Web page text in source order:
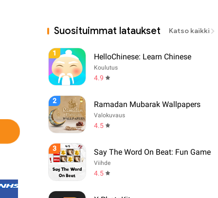
Suosituimmat lataukset Katso kaikki
1 HelloChinese: Learn Chinese
Koulutus
4.9
2 Ramadan Mubarak Wallpapers
Valokuvaus
4.5
3 Say The Word On Beat: Fun Game
Viihde
4.5